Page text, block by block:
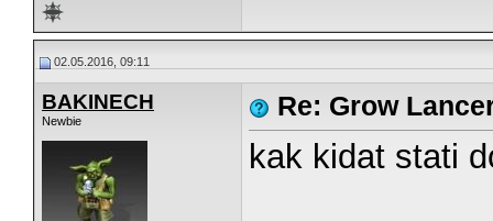
02.05.2016, 09:11
BAKINECH
Newbie Re: Grow
kak kidat stati